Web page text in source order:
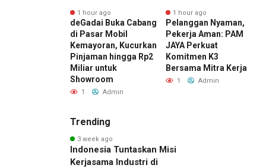
1 hour ago
deGadai Buka Cabang
di Pasar Mobil
Kemayoran, Kucurkan
Pinjaman hingga Rp2
Miliar untuk
Showroom
1 Admin
1 hour ago
Pelanggan Nyaman,
Pekerja Aman: PAM
JAYA Perkuat
Komitmen K3
Bersama Mitra Kerja
1 Admin
Trending
3 week ago
Indonesia Tuntaskan Misi
Kerjasama Industri di